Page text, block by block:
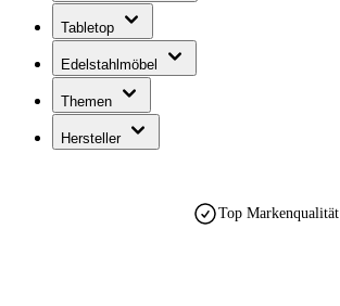
Tabletop
Edelstahlmöbel
Themen
Hersteller
Top Markenqualität